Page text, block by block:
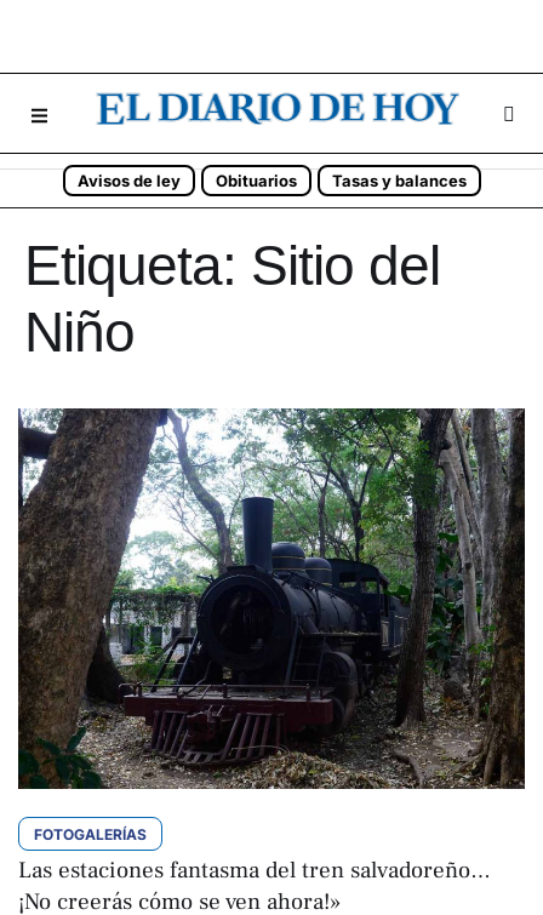
Avisos de ley Obituarios Tasas y balances
Etiqueta: Sitio del
Niño
FOTOGALERÍAS
Las estaciones fantasma del tren salvadoreño…
¡No creerás cómo se ven ahora!»